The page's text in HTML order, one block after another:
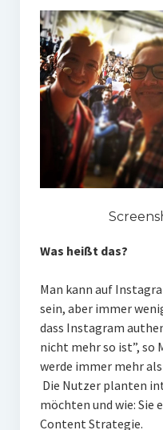
Was heißt das?
Man kann auf
sein, aber immer
dass Instagram
nicht mehr so ist”, so
werde immer mehr
Die Nutzer planten
möchten und wie: Sie
Content Strategie.